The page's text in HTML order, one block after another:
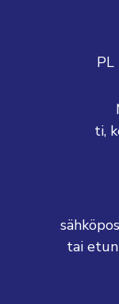
PL
ti,
tai